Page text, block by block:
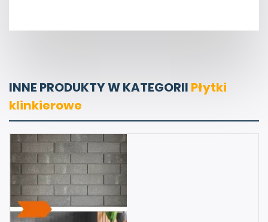
INNE PRODUKTY W KATEGORII Płytki
klinkierowe